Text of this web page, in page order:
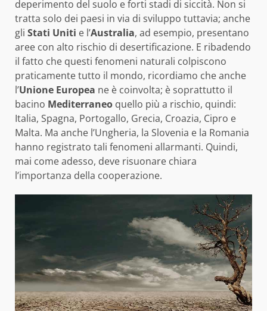
deperimento del suolo e forti stadi di siccità. Non si
tratta solo dei paesi in via di sviluppo tuttavia; anche
gli Stati Uniti e l’Australia, ad esempio, presentano
aree con alto rischio di desertificazione. E ribadendo
il fatto che questi fenomeni naturali colpiscono
praticamente tutto il mondo, ricordiamo che anche
l’Unione Europea ne è coinvolta; è soprattutto il
bacino Mediterraneo quello più a rischio, quindi:
Italia, Spagna, Portogallo, Grecia, Croazia, Cipro e
Malta. Ma anche l’Ungheria, la Slovenia e la Romania
hanno registrato tali fenomeni allarmanti. Quindi,
mai come adesso, deve risuonare chiara
l’importanza della cooperazione.